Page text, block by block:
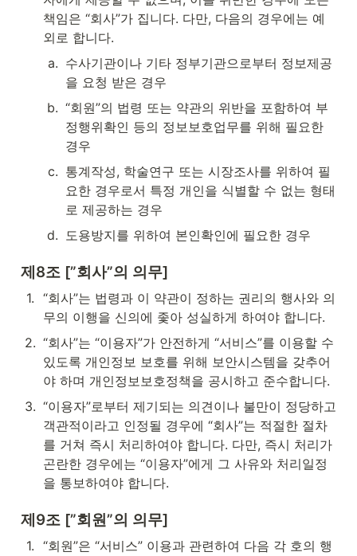
책임은 “회사”가 집니다. 다만, 다음의 경우에는 예
외로 합니다.
a. 수사기관이나 기타 정부기관으로부터 정보제공
을 요청 받은 경우
b. “회원”의 법령 또는 약관의 위반을 포함하여 부
정행위확인 등의 정보보호업무를 위해 필요한
경우
c. 통계작성, 학술연구 또는 시장조사를 위하여 필
요한 경우로서 특정 개인을 식별할 수 없는 형태
로 제공하는 경우
d. 도용방지를 위하여 본인확인에 필요한 경우
제8조 [”회사”의 의무]
1. “회사”는 법령과 이 약관이 정하는 권리의 행사와 의
무의 이행을 신의에 좇아 성실하게 하여야 합니다.
2. “회사”는 “이용자”가 안전하게 “서비스”를 이용할 수
있도록 개인정보 보호를 위해 보안시스템을 갖추어
야 하며 개인정보보호정책을 공시하고 준수합니다.
3. “이용자”로부터 제기되는 의견이나 불만이 정당하고
객관적이라고 인정될 경우에 “회사”는 적절한 절차
를 거쳐 즉시 처리하여야 합니다. 다만, 즉시 처리가
곤란한 경우에는 “이용자”에게 그 사유와 처리일정
을 통보하여야 합니다.
제9조 [”회원”의 의무]
1. “회원”은 “서비스” 이용과 관련하여 다음 각 호의 행